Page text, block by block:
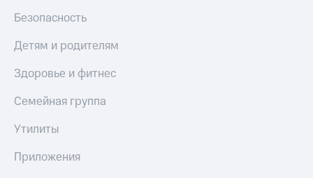
Безопасность
Детям и родителям
Здоровье и фитнес
Семейная группа
Утилиты
Приложения